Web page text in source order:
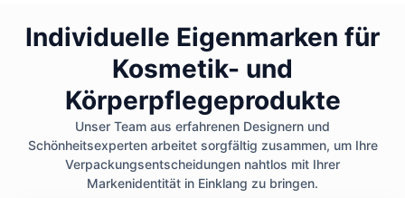
Individuelle Eigenmarken für
Kosmetik- und
Körperpflegeprodukte
Unser Team aus erfahrenen Designern und
Schönheitsexperten arbeitet sorgfältig zusammen, um Ihre
Verpackungsentscheidungen nahtlos mit Ihrer
Markenidentität in Einklang zu bringen.